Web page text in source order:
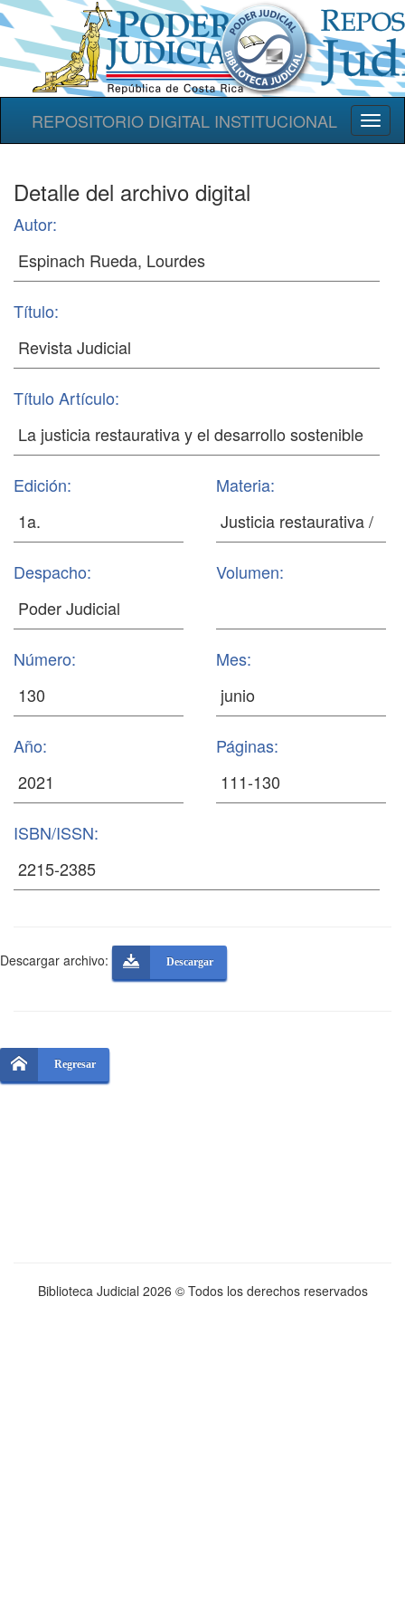
REPOSITORIO DIGITAL INSTITUCIONAL
Detalle del archivo digital
Autor:
Título:
Título Artículo:
Edición: Materia:
Despacho: Volumen:
Número: Mes:
Año: Páginas:
ISBN/ISSN:
Descargar archivo: Descargar
Regresar
Biblioteca Judicial 2026 © Todos los derechos reservados